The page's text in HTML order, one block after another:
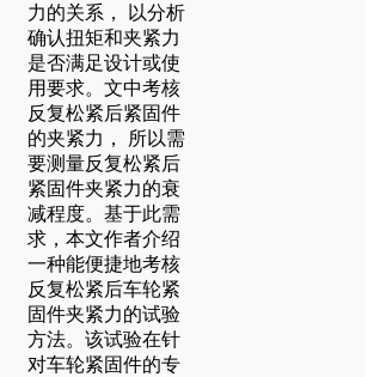
力的关系， 以分析
确认扭矩和夹紧力
是否满足设计或使
用要求。文中考核
反复松紧后紧固件
的夹紧力， 所以需
要测量反复松紧后
紧固件夹紧力的衰
减程度。基于此需
求，本文作者介绍
一种能便捷地考核
反复松紧后车轮紧
固件夹紧力的试验
方法。该试验在针
对车轮紧固件的专